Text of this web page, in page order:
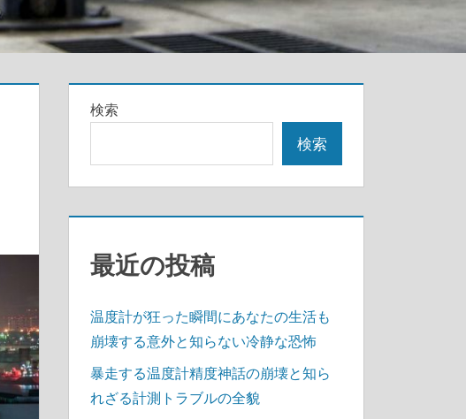
検索
検索
最近の投稿
温度計が狂った瞬間にあなたの生活も
崩壊する意外と知らない冷静な恐怖
暴走する温度計精度神話の崩壊と知ら
れざる計測トラブルの全貌